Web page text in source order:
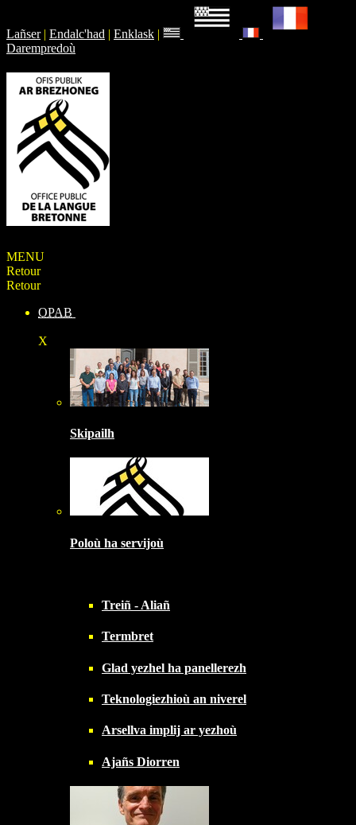
Lañser | Endalc'had | Enklask |
Darempredoù
MENU
Retour
Retour
OPAB
X
Skipailh
Poloù ha servijoù
Treiñ - Aliañ
Termbret
Glad yezhel ha panellerezh
Teknologiezhioù an niverel
Arsellva implij ar yezhoù
Ajañs Diorren